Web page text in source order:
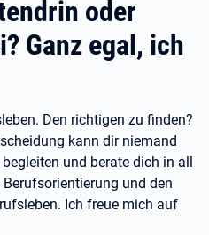
oder
Ganz egal, ich
Den richtigen zu finden?
kann dir niemand
und berate dich in all
und den
Ich freue mich auf